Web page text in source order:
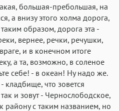
большая-пребольшая, на
а внизу этого холма дорога,
образом, дорога эта -
вернее, речки, речушки,
и в конечном итоге
а та, возможно, в соленое
себе! - в океан! Hу надо же.
кладбище, что зовется
и зовут - Чернослободское,
району с таким названием, но